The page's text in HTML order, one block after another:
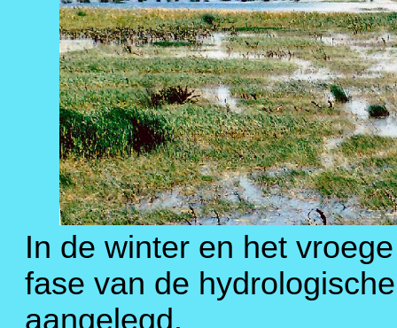
In de winter en het
fase van de
aangelegd.